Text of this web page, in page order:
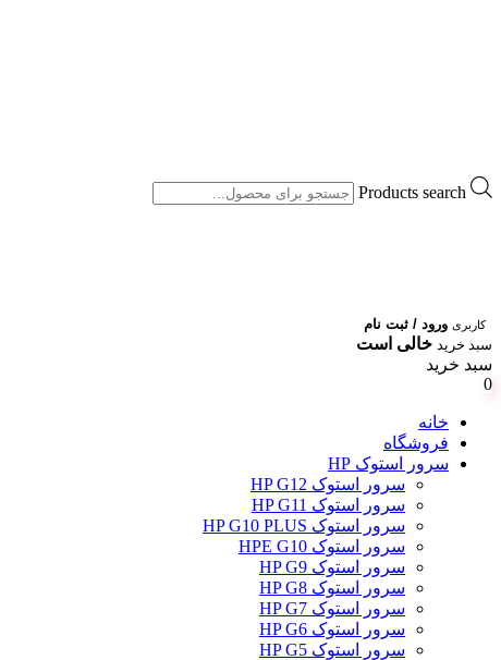
Products search
کاربری ورود / ثبت نام
سبد خرید خالی است
سبد خرید
0
خانه
فروشگاه
سرور استوک HP
سرور استوک HP G12
سرور استوک HP G11
سرور استوک HP G10 PLUS
سرور استوک HPE G10
سرور استوک HP G9
سرور استوک HP G8
سرور استوک HP G7
سرور استوک HP G6
سرور استوک HP G5